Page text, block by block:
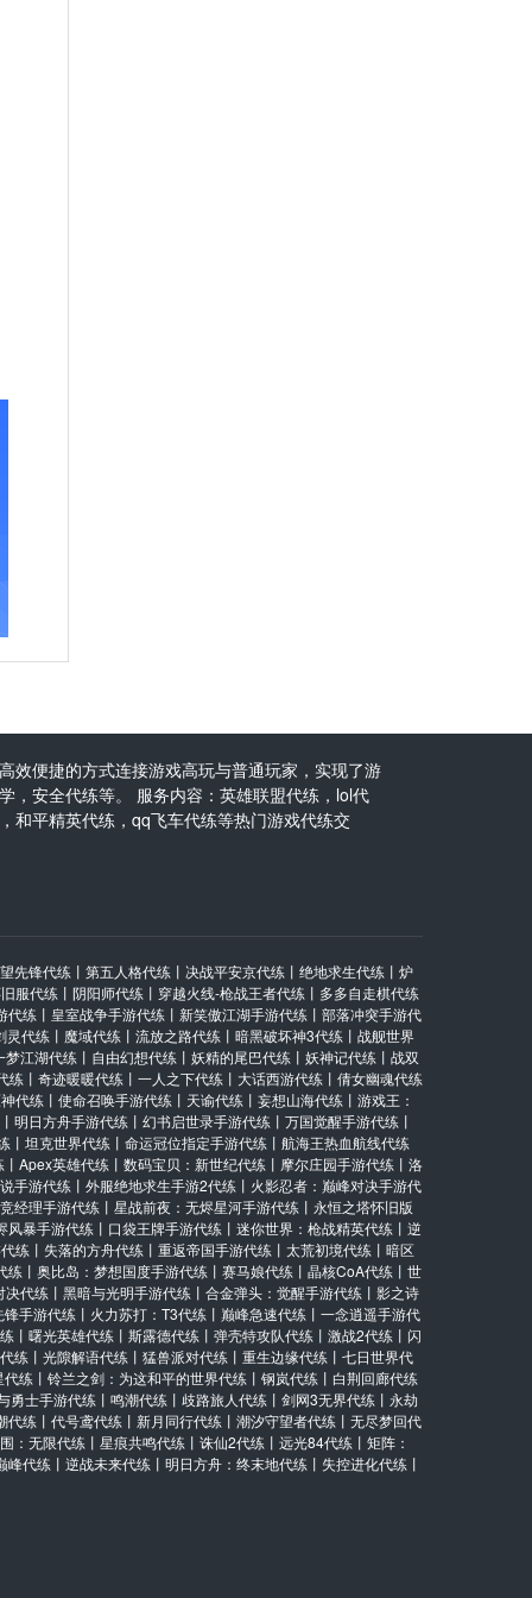
效便捷的方式连接游戏高玩与普通玩家，实现了游
，安全代练等。 服务内容：英雄联盟代练，lol代
和平精英代练，qq飞车代练等热门游戏代练交
先锋代练 丨 第五人格代练 丨 决战平安京代练 丨 绝地求生代练 丨 炉
服代练 丨 阴阳师代练 丨 穿越火线-枪战王者代练 丨 多多自走棋代练
代练 丨 皇室战争手游代练 丨 新笑傲江湖手游代练 丨 部落冲突手游代
灵代练 丨 魔域代练 丨 流放之路代练 丨 暗黑破坏神3代练 丨 战舰世界
梦江湖代练 丨 自由幻想代练 丨 妖精的尾巴代练 丨 妖神记代练 丨 战双
练 丨 奇迹暖暖代练 丨 一人之下代练 丨 大话西游代练 丨 倩女幽魂代练
代练 丨 使命召唤手游代练 丨 天谕代练 丨 妄想山海代练 丨 游戏王：
丨 明日方舟手游代练 丨 幻书启世录手游代练 丨 万国觉醒手游代练 丨
丨 坦克世界代练 丨 命运冠位指定手游代练 丨 航海王热血航线代练
丨 Apex英雄代练 丨 数码宝贝：新世纪代练 丨 摩尔庄园手游代练 丨 洛
手游代练 丨 外服绝地求生手游2代练 丨 火影忍者：巅峰对决手游代
经理手游代练 丨 星战前夜：无烬星河手游代练 丨 永恒之塔怀旧版
风暴手游代练 丨 口袋王牌手游代练 丨 迷你世界：枪战精英代练 丨 逆
练 丨 失落的方舟代练 丨 重返帝国手游代练 丨 太荒初境代练 丨 暗区
练 丨 奥比岛：梦想国度手游代练 丨 赛马娘代练 丨 晶核CoA代练 丨 世
决代练 丨 黑暗与光明手游代练 丨 合金弹头：觉醒手游代练 丨 影之诗
锋手游代练 丨 火力苏打：T3代练 丨 巅峰急速代练 丨 一念逍遥手游代
丨 曙光英雄代练 丨 斯露德代练 丨 弹壳特攻队代练 丨 激战2代练 丨 闪
练 丨 光隙解语代练 丨 猛兽派对代练 丨 重生边缘代练 丨 七日世界代
代练 丨 铃兰之剑：为这和平的世界代练 丨 钢岚代练 丨 白荆回廊代练
勇士手游代练 丨 鸣潮代练 丨 歧路旅人代练 丨 剑网3无界代练 丨 永劫
代练 丨 代号鸢代练 丨 新月同行代练 丨 潮汐守望者代练 丨 无尽梦回代
：无限代练 丨 星痕共鸣代练 丨 诛仙2代练 丨 远光84代练 丨 矩阵：
峰代练 丨 逆战未来代练 丨 明日方舟：终末地代练 丨 失控进化代练 丨